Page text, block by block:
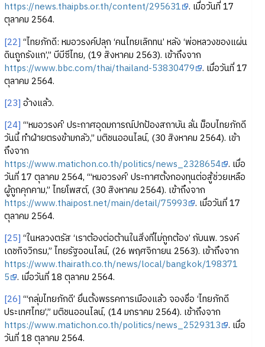
https://news.thaipbs.or.th/content/295631 . เมื่อวันที่ 17
ตุลาคม 2564.
[22] “ไทยภักดี: หมอวรงค์ปลุก ‘คนไทยเลิกทน’ หลัง ‘พ่อหลวงของแผ่น
ดินถูกรังแก’,” บีบีซีไทย, (19 สิงหาคม 2563). เข้าถึงจาก
https://www.bbc.com/thai/thailand-53830479 . เมื่อวันที่ 17
ตุลาคม 2564.
[23] อ้างแล้ว.
[24] “‘หมอวรงค์’ ประกาศอุดมการณ์ปกป้องสถาบัน ลั่น ม็อบไทยภักดี
วันนี้ ทำฝ่ายตรงข้ามกลัว,” มติชนออนไลน์, (30 สิงหาคม 2564). เข้า
ถึงจาก
https://www.matichon.co.th/politics/news_2328654 . เมื่อ
วันที่ 17 ตุลาคม 2564, “‘หมอวรงค์’ ประกาศตั้งกองทุนต่อสู้ช่วยเหลือ
ผู้ถูกคุกคาม,” ไทยโพสต์, (30 สิงหาคม 2564). เข้าถึงจาก
https://www.thaipost.net/main/detail/75993 . เมื่อวันที่ 17
ตุลาคม 2564.
[25] “ในหลวงตรัส ‘เราต้องต่อต้านในสิ่งที่ไม่ถูกต้อง’ กับนพ. วรงค์
เดชกิจวิกรม,” ไทยรัฐออนไลน์, (26 พฤศจิกายน 2563). เข้าถึงจาก
https://www.thairath.co.th/news/local/bangkok/198371
5 . เมื่อวันที่ 18 ตุลาคม 2564.
[26] “‘กลุ่มไทยภักดี’ ยื่นตั้งพรรคการเมืองแล้ว จองชื่อ ‘ไทยภักดี
ประเทศไทย’,” มติชนออนไลน์, (14 มกราคม 2564). เข้าถึงจาก
https://www.matichon.co.th/politics/news_2529313 . เมื่อ
วันที่ 18 ตุลาคม 2564.